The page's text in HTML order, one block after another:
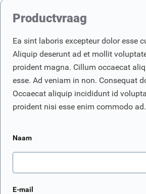
Productvraag
Ea sint laboris excepteur dolor esse
Aliquip deserunt ad et mollit
proident magna. Cillum occaecat
esse. Ad veniam in non. Consequat
Occaecat aliquip incididunt id
proident nisi esse enim commodo ad.
Naam
E-mail